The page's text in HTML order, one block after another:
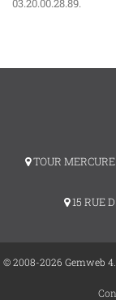
03.20.00.28.89.
TOUR
15 RUE
© 2008-2026 Gemweb